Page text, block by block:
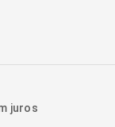
juros